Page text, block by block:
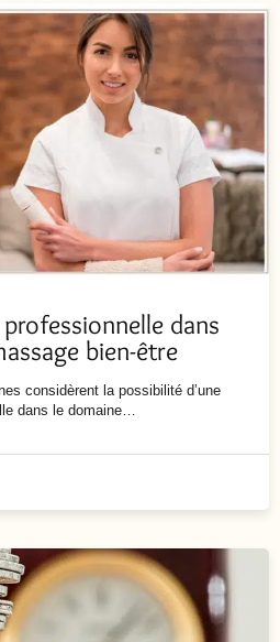
dans
bien-être
considèrent la possibilité d’une
dans le domaine…